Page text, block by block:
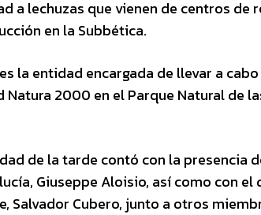
a lechuzas que vienen de centros
en la Subbética.
la entidad encargada de llevar a
Natura 2000 en el Parque Natural de
de la tarde contó con la presencia
Giuseppe Aloisio, así como con
Salvador Cubero, junto a otros